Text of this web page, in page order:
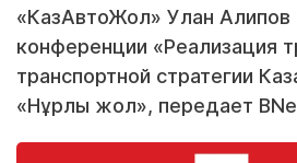
«КазАвтоЖол» Улан Алипов
конференции «Реализация
транспортной стратегии
«Нұрлы жол», передает